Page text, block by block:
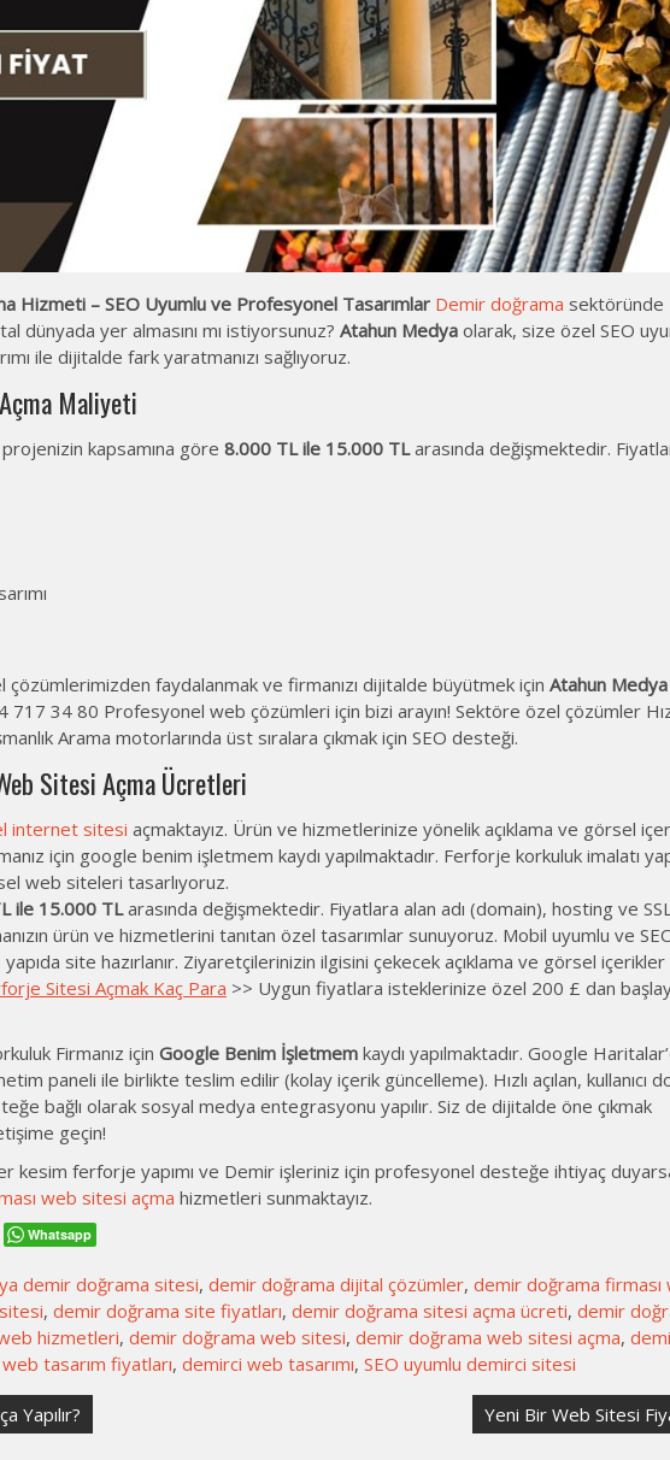
Hizmeti – SEO Uyumlu ve Profesyonel Tasarımlar Demir doğrama sektöründe
dünyada yer almasını mı istiyorsunuz? Atahun Medya olarak, size özel SEO
ile dijitalde fark yaratmanızı sağlıyoruz.
Maliyeti
kapsamına göre 8.000 TL ile 15.000 TLarasında değişmektedir.
çözümlerimizden faydalanmak ve firmanızı dijitalde büyütmek için Atahun Medya
717 34 80 Profesyonel web çözümleri için bizi arayın! Sektöre özel çözümler
Arama motorlarında üst sıralara çıkmak için SEO desteği.
Sitesi Açma Ücretleri
internet sitesi açmaktayız. Ürün ve hizmetlerinize yönelik açıklama ve görsel
için google benim işletmem kaydı yapılmaktadır. Ferforje korkuluk imalatı
web siteleri tasarlıyoruz.
ile 15.000 TLarasında değişmektedir. Fiyatlara alan adı (domain), hosting ve
ürün ve hizmetlerini tanıtan özel tasarımlar sunuyoruz. Mobil uyumlu ve
site hazırlanır. Ziyaretçilerinizin ilgisini çekecek açıklama ve görsel içerikler
Sitesi Açmak Kaç Para >> Uygun fiyatlara isteklerinize özel 200 £ dan
Firmanız için Google Benim İşletmem kaydı yapılmaktadır. Google
paneli ile birlikte teslim edilir (kolay içerik güncelleme). Hızlı açılan, kullanıcı
bağlı olarak sosyal medya entegrasyonu yapılır. Siz de dijitalde öne çıkmak
geçin!
kesim ferforje yapımı ve Demir işleriniz için profesyonel desteğe ihtiyaç
web sitesi açma hizmetleri sunmaktayız.
Whatsapp
demir doğrama sitesi, demir doğrama dijital çözümler, demir doğrama firması
, demir doğrama site fiyatları, demir doğrama sitesi açma ücreti, demir
hizmetleri, demir doğrama web sitesi, demir doğrama web sitesi açma,
tasarım fiyatları, demirci web tasarımı, SEO uyumlu demirci sitesi
Yapılır? Yeni Bir Web Sitesi